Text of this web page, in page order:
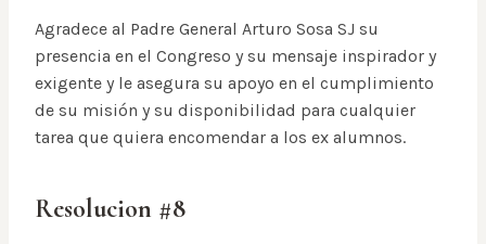
Agradece al Padre General Arturo Sosa SJ su
presencia en el Congreso y su mensaje inspirador y
exigente y le asegura su apoyo en el cumplimiento
de su misión y su disponibilidad para cualquier
tarea que quiera encomendar a los ex alumnos.
Resolucion #8